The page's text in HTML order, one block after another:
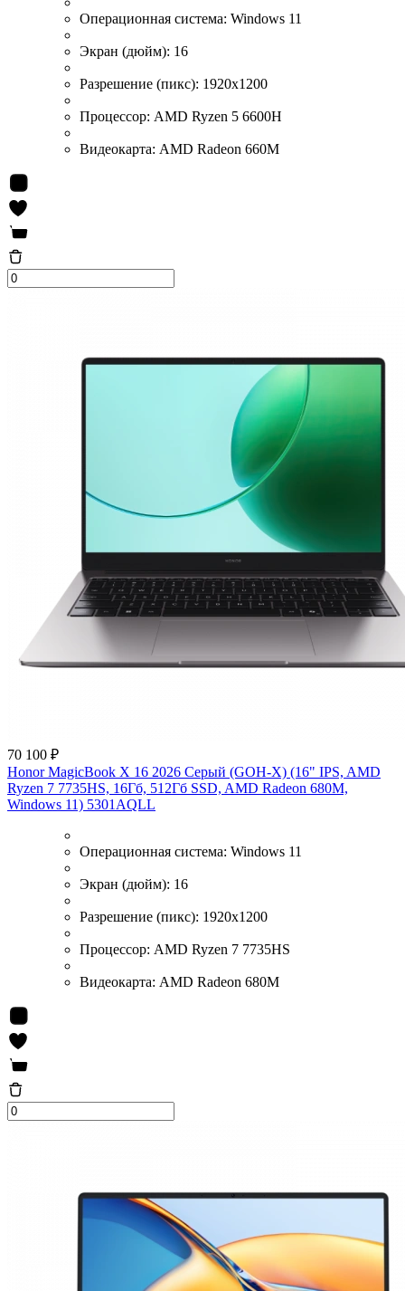
Операционная система: Windows 11
Экран (дюйм): 16
Разрешение (пикс): 1920x1200
Процессор: AMD Ryzen 5 6600H
Видеокарта: AMD Radeon 660M
70 100 ₽
Honor MagicBook X 16 2026 Серый (GOH-X) (16" IPS, AMD
Ryzen 7 7735HS, 16Гб, 512Гб SSD, AMD Radeon 680M,
Windows 11) 5301AQLL
Операционная система: Windows 11
Экран (дюйм): 16
Разрешение (пикс): 1920x1200
Процессор: AMD Ryzen 7 7735HS
Видеокарта: AMD Radeon 680M